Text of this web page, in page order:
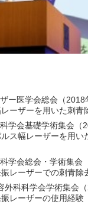
ー医学会総会（
ーザーを用いた刺青
学会基礎学術集会（
ス幅レーザーを用い
学会総会・学術集会
レーザーでの刺青除
外科科学会学術集会
レーザーの使用経験